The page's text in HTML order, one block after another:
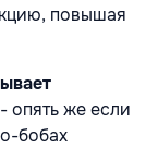
повышая
опять же если
бобах